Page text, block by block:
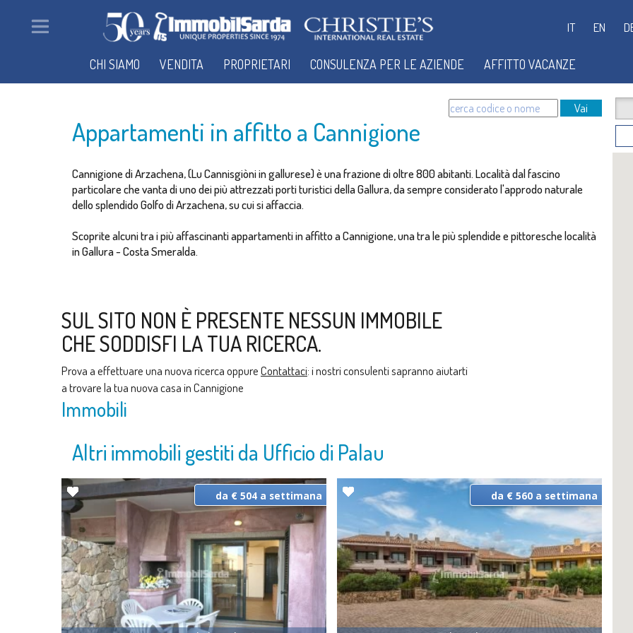
Vai
Appartamenti in affitto a Cannigione
Cannigione di Arzachena, (Lu Cannisgiòni in gallurese) è una frazione di oltre 800 abitanti. Località dal fascino
particolare che vanta di uno dei più attrezzati porti turistici della Gallura, da sempre considerato l'approdo naturale
dello splendido Golfo di Arzachena, su cui si affaccia.
Scoprite alcuni tra i più affascinanti appartamenti in affitto a Cannigione, una tra le più splendide e pittoresche località
in Gallura - Costa Smeralda.
SUL SITO NON È PRESENTE NESSUN IMMOBILE
CHE SODDISFI LA TUA RICERCA.
Prova a effettuare una nuova ricerca oppureContattaci: i nostri consulenti sapranno aiutarti
a trovare la tua nuova casa in Cannigione
Immobili
Altri immobili gestiti da Ufficio di Palau
da € 504 a settimana da € 560 a settimana
EN
IT
CHI SIAMO VENDITA PROPRIETARI CONSULENZA PER LE AZIENDE AFFITTO VACANZE